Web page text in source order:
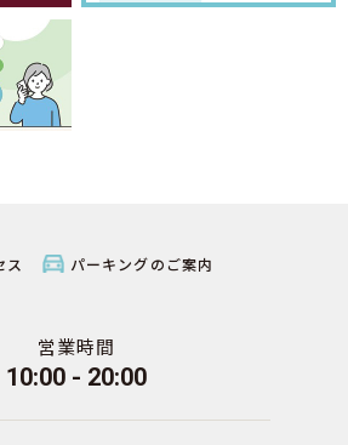
ス パーキングのご案内
営業時間
10:00 - 20:00